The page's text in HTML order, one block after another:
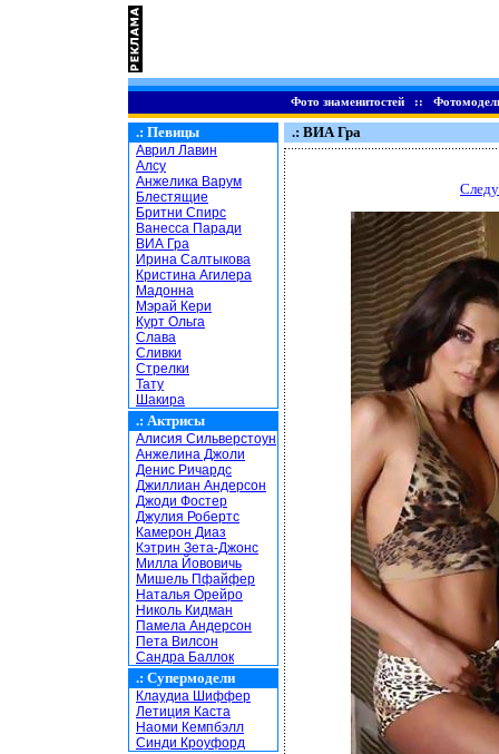
Фото знаменитостей::
.: Певицы
Аврил Лавин
Алсу
Анжелика Варум
Блестящие
Бритни Спирс
Ванесса Паради
ВИА Гра
Ирина Салтыкова
Кристина Агилера
Мадонна
Мэрай Кери
Курт Ольга
Слава
Сливки
Стрелки
Тату
Шакира
.: Актрисы
Алисия Сильверстоун
Анжелина Джоли
Денис Ричардс
Джиллиан Андерсон
Джоди Фостер
Джулия Робертс
Камерон Диаз
Кэтрин Зета-Джонс
Милла Йововичь
Мишель Пфайфер
Наталья Орейро
Николь Кидман
Памела Андерсон
Пета Вилсон
Сандра Баллок
.: Супермодели
Клаудиа Шиффер
Летиция Каста
Наоми Кемпбэлл
Синди Кроуфорд
.: ВИА Гра